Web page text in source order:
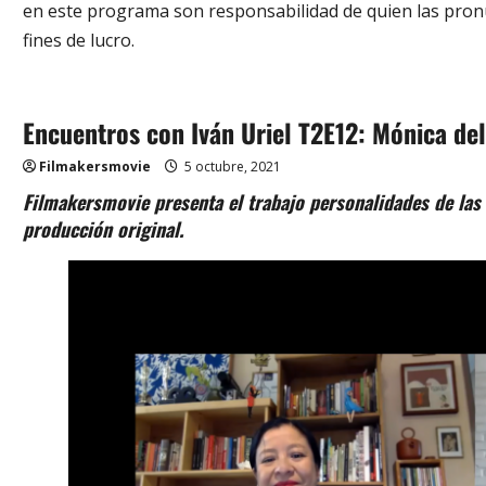
en este programa son responsabilidad de quien las
fines de lucro.
Encuentros con Iván Uriel T2E12: Mónica
Filmakersmovie 5 octubre, 2021
Filmakersmovie presenta el trabajo personalidades de
producción original.